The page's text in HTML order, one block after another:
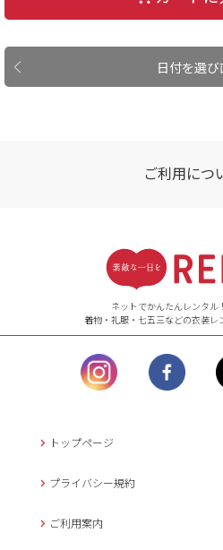
日付を選び
ご利用につ
【ご注文（インターネット）】
24時間年中無休
【お問い合わせ窓口（メー
ル）】10:00~17:00
土曜日、日曜日、臨
時休業日を除く。
営業時間外にいただ
返信させていただきま
年末年始、大型連休
ネットでかんたんレンタル
着物・礼服・七五三などの衣装レ
トップページ
プライバシー規約
ご利用案内